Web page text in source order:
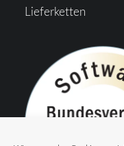
Lieferketten